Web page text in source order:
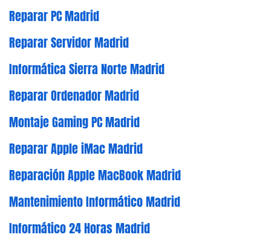
Reparar PC Madrid
Reparar Servidor Madrid
Informática Sierra Norte Madrid
Reparar Ordenador Madrid
Montaje Gaming PC Madrid
Reparar Apple iMac Madrid
Reparación Apple MacBook Madrid
Mantenimiento Informático Madrid
Informático 24 Horas Madrid